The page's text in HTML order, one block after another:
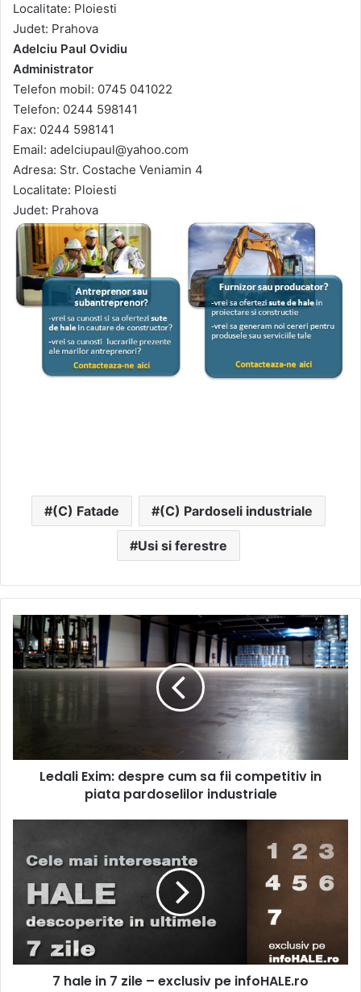
Localitate: Ploiesti
Judet: Prahova
Adelciu Paul Ovidiu
Administrator
Telefon mobil: 0745 041022
Telefon: 0244 598141
Fax: 0244 598141
Email: adelciupaul@yahoo.com
Adresa: Str. Costache Veniamin 4
Localitate: Ploiesti
Judet: Prahova
(C) Fatade (C) Pardoseli industriale
Usi si ferestre
Ledali
Exim:
despre
cum
competitiv
piata
pardoselilor
Ledali Exim: despre cum sa fii competitiv in
piata pardoselilor industriale
hale
exclusiv
infoHALE.ro
7 hale in 7 zile – exclusiv pe infoHALE.ro